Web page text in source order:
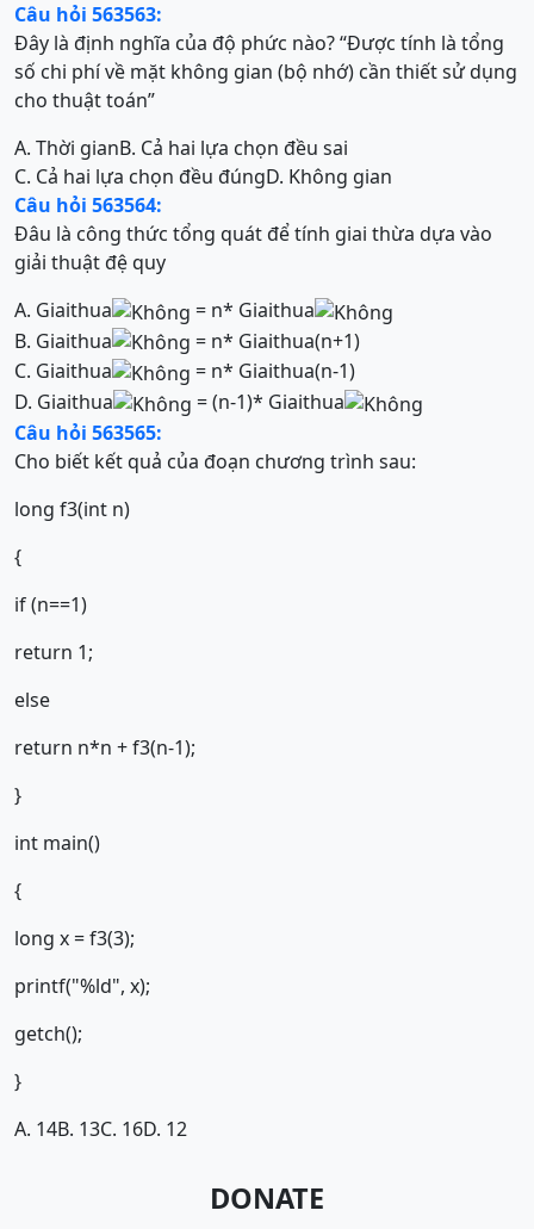
Câu hỏi 563563:
Đây là định nghĩa của độ phức nào? “Được tính là tổng
số chi phí về mặt không gian (bộ nhớ) cần thiết sử dụng
cho thuật toán”
A. Thời gianB. Cả hai lựa chọn đều sai
C. Cả hai lựa chọn đều đúngD. Không gian
Câu hỏi 563564:
Đâu là công thức tổng quát để tính giai thừa dựa vào
giải thuật đệ quy
A. Giaithua
= n* Giaithua
B. Giaithua
= n* Giaithua(n+1)
C. Giaithua
= n* Giaithua(n-1)
D. Giaithua
= (n-1)* Giaithua
Câu hỏi 563565:
Cho biết kết quả của đoạn chương trình sau:
long f3(int n)
{
if (n==1)
return 1;
else
return n*n + f3(n-1);
}
int main()
{
long x = f3(3);
printf("%ld", x);
getch();
}
A. 14B. 13C. 16D. 12
DONATE